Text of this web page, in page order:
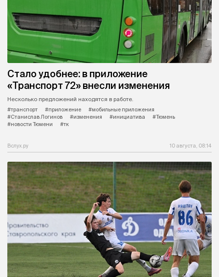
Стало удобнее: в приложение
«Транспорт 72» внесли изменения
Несколько предложений находятся в работе.
#транспорт
#приложение
#мобильные приложения
#Станислав Логинов
#изменения #инициатива
#Тюмень
#новости Тюмени
#тк
Вслух.ру 10 августа, 08:14